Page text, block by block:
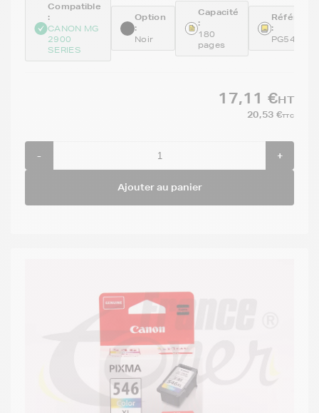
Compatible
:
CANON MG
2900
SERIES
Option
:
Noir
Capacité
:
180
pages
:
PG545
17,11 €HT
20,53 €TTC
- +
Ajouter au panier